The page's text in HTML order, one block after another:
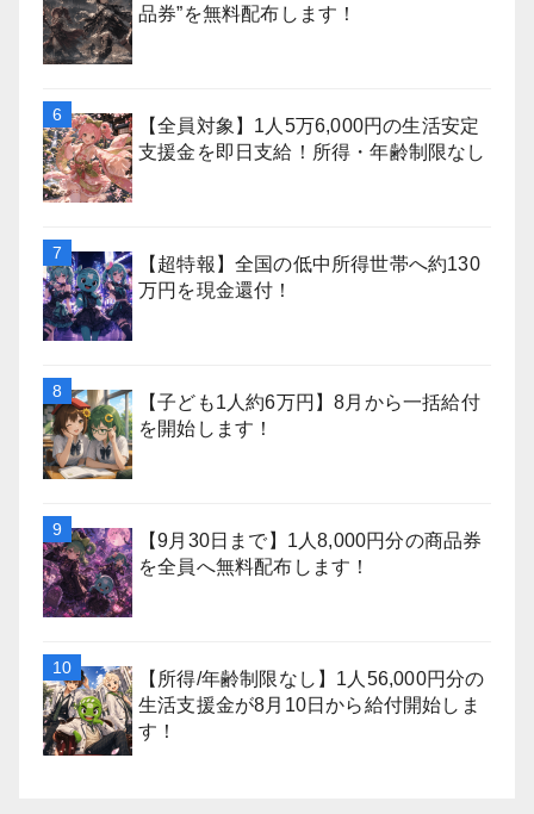
品券”を無料配布します！
【全員対象】1人5万6,000円の生活安定
支援金を即日支給！所得・年齢制限なし
【超特報】全国の低中所得世帯へ約130
万円を現金還付！
【子ども1人約6万円】8月から一括給付
を開始します！
【9月30日まで】1人8,000円分の商品券
を全員へ無料配布します！
【所得/年齢制限なし】1人56,000円分の
生活支援金が8月10日から給付開始しま
す！